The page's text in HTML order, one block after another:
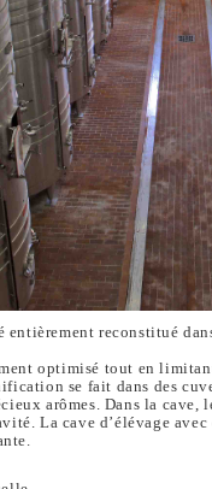
entièrement reconstitué
optimisé tout en
se fait dans des
arômes. Dans la
La cave d’élévage